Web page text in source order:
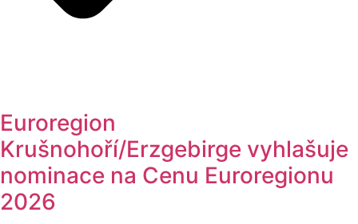
Euroregion
Krušnohoří/Erzgebirge vyhlašuje
nominace na Cenu Euroregionu
2026